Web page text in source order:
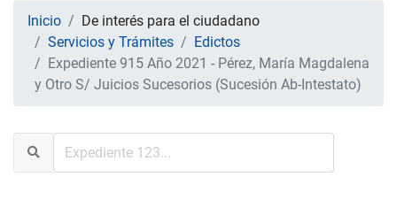
Inicio
De interés para el ciudadano
Servicios y Trámites
Edictos
Expediente 915 Año 2021 - Pérez, María Magdalena
y Otro S/ Juicios Sucesorios (Sucesión Ab-Intestato)